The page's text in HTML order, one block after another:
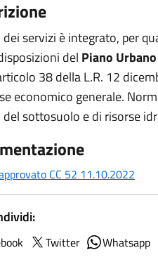
dei servizi è integrato, per
del Piano
38 della L.R. 12
economico generale.
sottosuolo e di risorse
CC 52 11.10.2022
Twitter Whatsapp